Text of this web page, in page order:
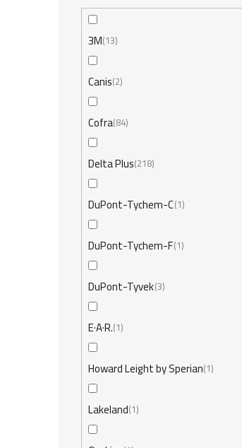
3M 13
Canis 2
Cofra 84
Delta Plus 218
DuPont-Tychem-C 1
DuPont-Tychem-F 1
DuPont-Tyvek 3
E·A·R. 1
Howard Leight by Sperian 1
Lakeland 1